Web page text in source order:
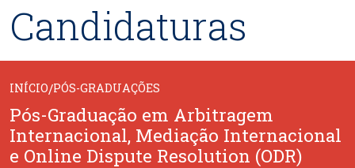
Candidaturas
INÍCIO/PÓS-GRADUAÇÕES
Pós-Graduação em Arbitragem
Internacional, Mediação Internacional
e Online Dispute Resolution (ODR)